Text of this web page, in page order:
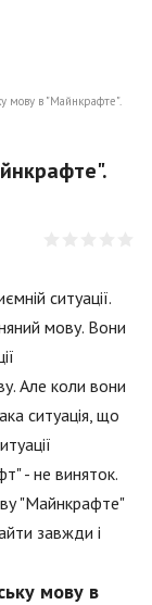
мову в "Майнкрафте".
ситуації.
мову. Вони
Але коли вони
ситуація, що
- не виняток.
"Майнкрафте"
завжди і
мову в